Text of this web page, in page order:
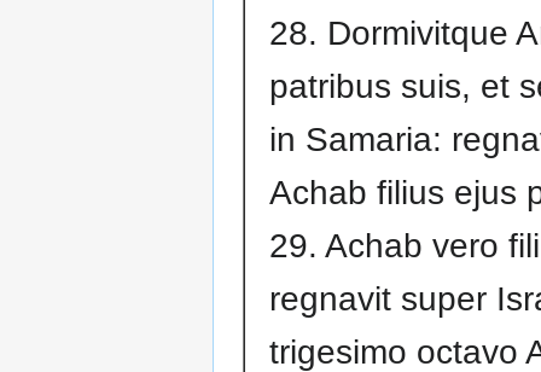
28. Dormivitque
patribus suis, et
in Samaria:
Achab filius ejus
29. Achab vero
regnavit super
trigesimo octavo